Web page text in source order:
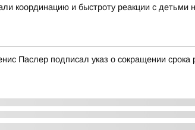
координацию и быстроту реакции с детьми
Паслер подписал указ о сокращении